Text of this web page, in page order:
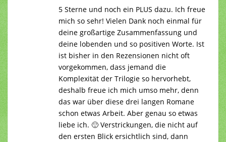
5 Sterne und noch ein PLUS dazu. Ich freue
mich so sehr! Vielen Dank noch einmal für
deine großartige Zusammenfassung und
deine lobenden und so positiven Worte. Ist
ist bisher in den Rezensionen nicht oft
vorgekommen, dass jemand die
Komplexität der Trilogie so hervorhebt,
deshalb freue ich mich umso mehr, denn
das war über diese drei langen Romane
schon etwas Arbeit. Aber genau so etwas
liebe ich. 🙂 Verstrickungen, die nicht auf
den ersten Blick ersichtlich sind, dann